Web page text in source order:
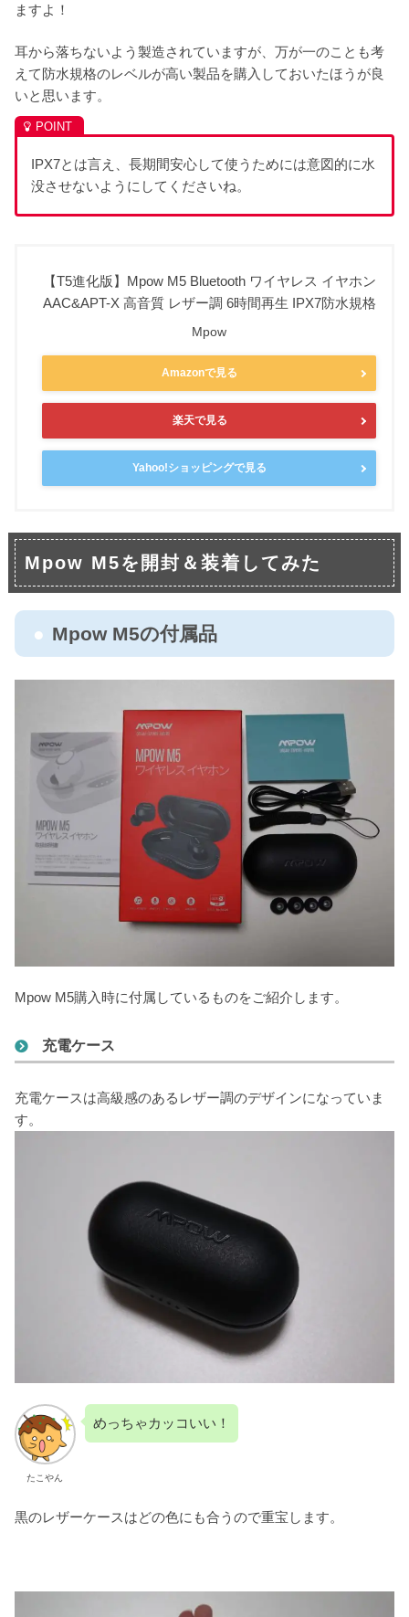
ますよ！
耳から落ちないよう製造されていますが、万が一のことも考
えて防水規格のレベルが高い製品を購入しておいたほうが良
いと思います。
IPX7とは言え、長期間安心して使うためには意図的に水
没させないようにしてくださいね。
【T5進化版】Mpow M5 Bluetooth ワイヤレス イヤホン
AAC&APT-X 高音質 レザー調 6時間再生 IPX7防水規格
Mpow
Amazonで見る
楽天で見る
Yahoo!ショッピングで見る
Mpow M5を開封＆装着してみた
Mpow M5の付属品
Mpow M5購入時に付属しているものをご紹介します。
充電ケース
充電ケースは高級感のあるレザー調のデザインになっていま
す。
たこやん
めっちゃカッコいい！
黒のレザーケースはどの色にも合うので重宝します。